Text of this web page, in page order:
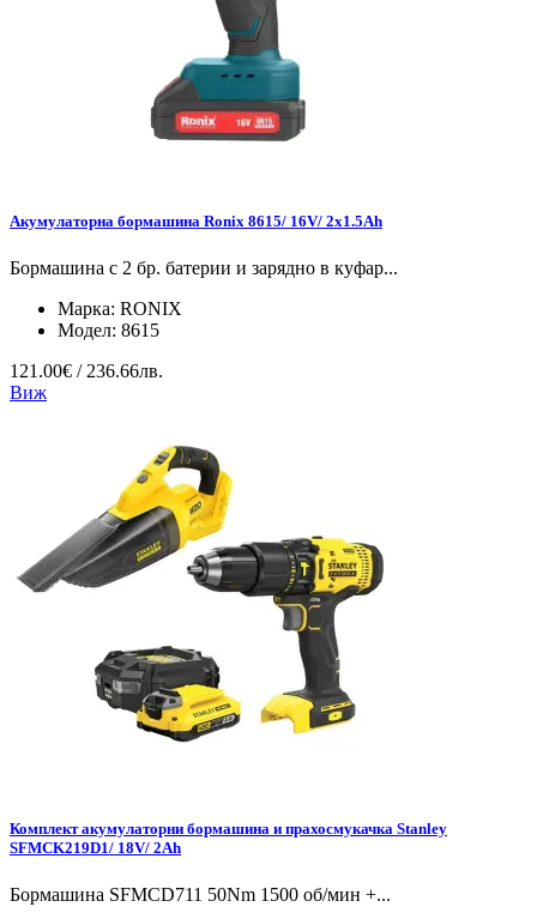
Акумулаторна бормашина Ronix 8615/ 16V/ 2x1.5Ah
Бормашина с 2 бр. батерии и зарядно в куфар...
Марка: RONIX
Модел: 8615
121.00€ / 236.66лв.
Виж
Комплект акумулаторни бормашина и прахосмукачка Stanley
SFMCK219D1/ 18V/ 2Ah
Бормашина SFMCD711 50Nm 1500 об/мин +...